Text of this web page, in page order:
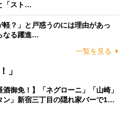
「スト…
？」と戸惑うのには理由があっ
なる躍進…
一覧を見る
」
酒御免！】「ネグローニ」「山崎」
ン」新宿三丁目の隠れ家バーで1…